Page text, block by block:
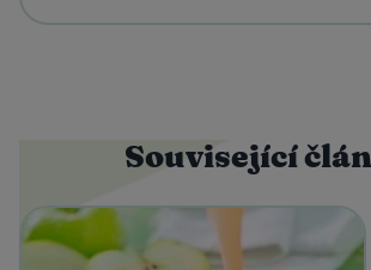
Související